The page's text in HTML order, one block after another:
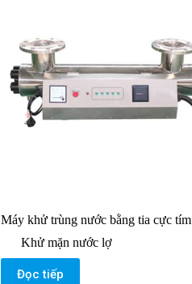
Máy khử trùng nước bằng tia cực tím
Khử mặn nước lợ
Đọc tiếp